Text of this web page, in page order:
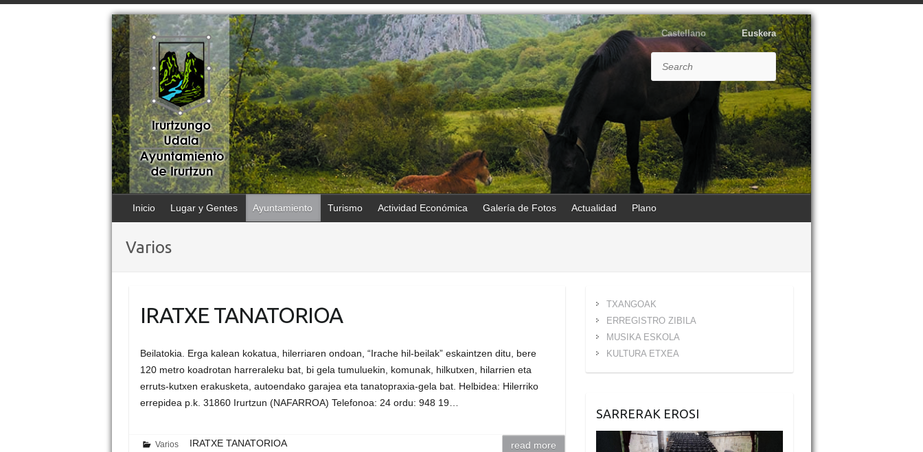
Castellano Euskera
Inicio Lugar y Gentes Ayuntamiento Turismo Actividad Económica Galería de Fotos Actualidad Plano
Varios
IRATXE TANATORIOA
Beilatokia. Erga kalean kokatua, hilerriaren ondoan, “Irache hil-beilak” eskaintzen ditu, bere
120 metro koadrotan harreraleku bat, bi gela tumuluekin, komunak, hilkutxen, hilarrien eta
erruts-kutxen erakusketa, autoendako garajea eta tanatopraxia-gela bat. Helbidea: Hilerriko
errepidea p.k. 31860 Irurtzun (NAFARROA) Telefonoa: 24 ordu: 948 19…
Varios IRATXE TANATORIOA read more
TXANGOAK
ERREGISTRO ZIBILA
MUSIKA ESKOLA
KULTURA ETXEA
SARRERAK EROSI